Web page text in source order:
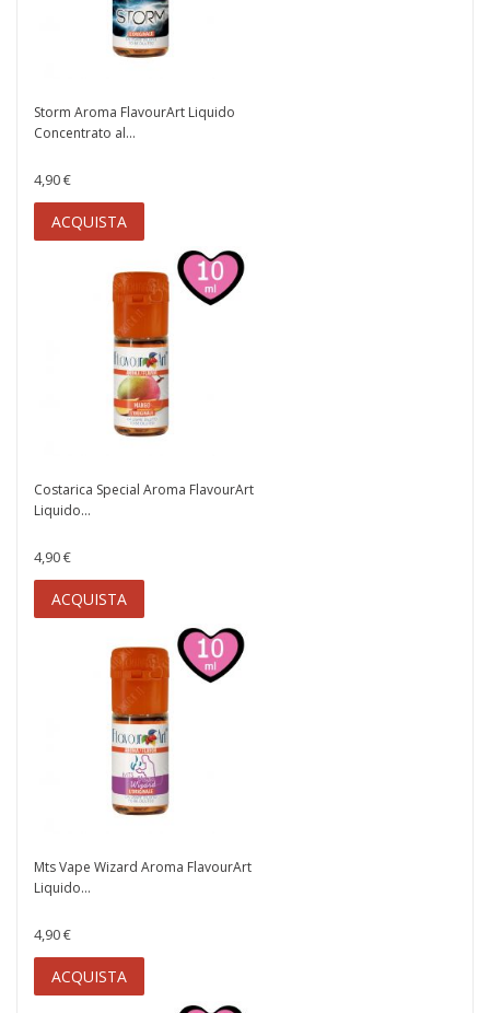
Storm Aroma FlavourArt Liquido
Concentrato al...
4,90 €
ACQUISTA
Costarica Special Aroma FlavourArt
Liquido...
4,90 €
ACQUISTA
Mts Vape Wizard Aroma FlavourArt
Liquido...
4,90 €
ACQUISTA